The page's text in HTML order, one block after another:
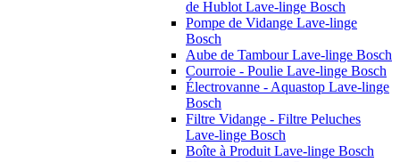
de Hublot Lave-linge Bosch
Pompe de Vidange Lave-linge
Bosch
Aube de Tambour Lave-linge Bosch
Courroie - Poulie Lave-linge Bosch
Électrovanne - Aquastop Lave-linge
Bosch
Filtre Vidange - Filtre Peluches
Lave-linge Bosch
Boîte à Produit Lave-linge Bosch